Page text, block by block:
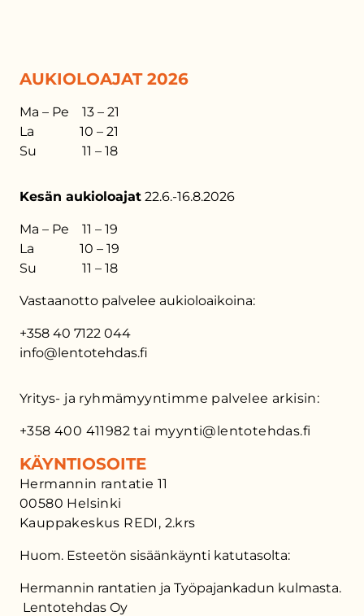
AUKIOLOAJAT 2026
Ma – Pe 13 – 21
La 10 – 21
Su 11 – 18
Kesän aukioloajat 22.6.-16.8.2026
Ma – Pe 11 – 19
La 10 – 19
Su 11 – 18
Vastaanotto palvelee aukioloaikoina:
+358 40 7122 044
info@lentotehdas.fi
Yritys- ja ryhmämyyntimme palvelee arkisin:
+358 400 411982 tai myynti@lentotehdas.fi
KÄYNTIOSOITE
Hermannin rantatie 11
00580 Helsinki
Kauppakeskus REDI, 2.krs
Huom. Esteetön sisäänkäynti katutasolta:
Hermannin rantatien ja Työpajankadun kulmasta.
Lentotehdas Oy